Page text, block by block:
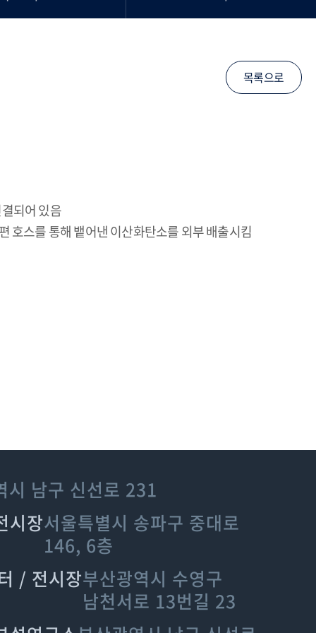
목록으로
되어 있음
호스를 통해 뱉어낸 이산화탄소를 외부 배출시킴
시 남구 신선로 231
시장서울특별시 송파구 중대로
146, 6층
/ 전시장부산광역시 수영구
남천서로 13번길 23